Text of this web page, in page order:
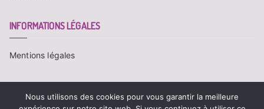
INFORMATIONS LÉGALES
Mentions légales
Nous utilisons des cookies pour vous garantir la meilleure